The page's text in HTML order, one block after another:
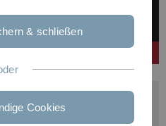
!
Ausdruck)
& schließen
Cookies